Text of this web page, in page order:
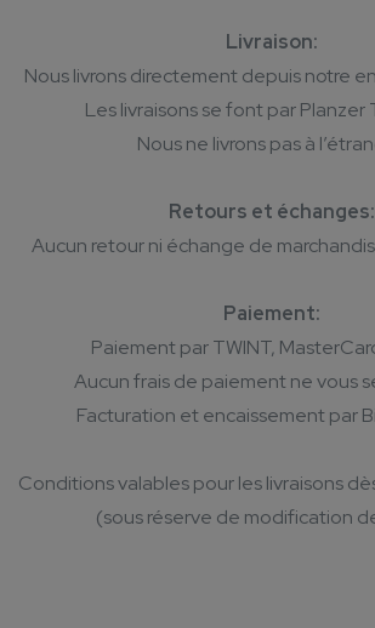
Livraison:
Nous livrons directement depuis notre
Les livraisons se font par Planzer
Nous ne livrons pas à
Retours et échanges:
Aucun retour ni échange de
Paiement:
Paiement par TWINT,
Aucun frais de paiement ne vous
Facturation et encaissement par
Conditions valables pour les livraisons
(sous réserve de modification